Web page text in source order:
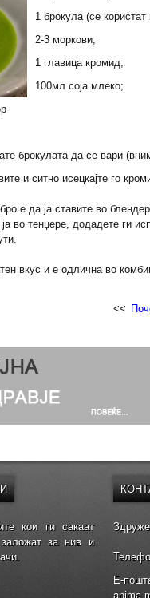
1 брокула (се
2-3 моркови;
1 главица кромид;
100мл соја млеко;
брокулата да се вари
и ситно исецкајте го
е да ја ставите во
во тенџере, додадете ги
вкус и е одлична во
<<
кои ги сакаат
за нив и
E-